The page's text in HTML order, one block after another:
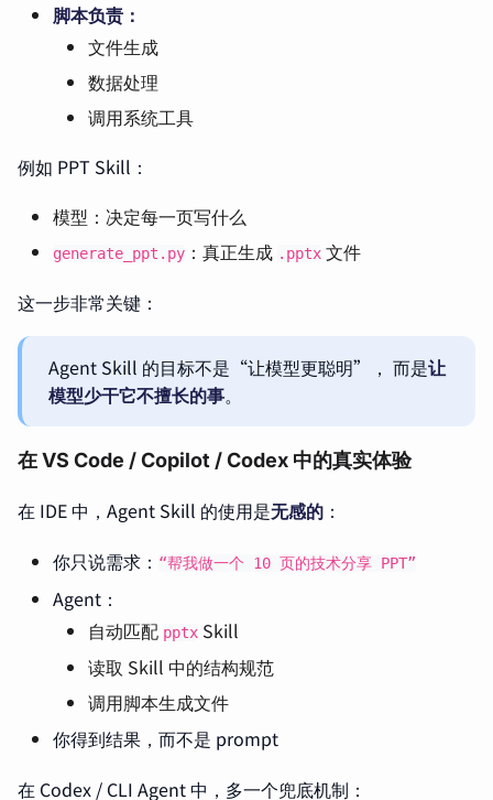
脚本负责：
文件生成
数据处理
调用系统工具
例如 PPT Skill：
模型：决定每一页写什么
generate_ppt.py ：真正生成 .pptx 文件
这一步非常关键：
Agent Skill 的目标不是“让模型更聪明”， 而是让
模型少干它不擅长的事。
在 VS Code / Copilot / Codex 中的真实体验
在 IDE 中，Agent Skill 的使用是无感的 ：
你只说需求： “帮我做一个 10 页的技术分享 PPT”
Agent：
自动匹配 pptx Skill
读取 Skill 中的结构规范
调用脚本生成文件
你得到结果，而不是 prompt
在 Codex / CLI Agent 中，多一个兜底机制：